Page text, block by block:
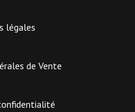
légales
de Vente